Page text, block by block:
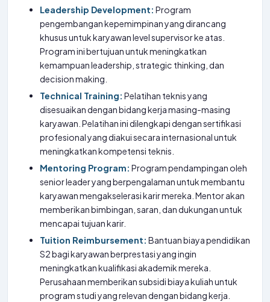
Leadership Development: Program
pengembangan kepemimpinan yang dirancang
khusus untuk karyawan level supervisor ke atas.
Program ini bertujuan untuk meningkatkan
kemampuan leadership, strategic thinking, dan
decision making.
Technical Training: Pelatihan teknis yang
disesuaikan dengan bidang kerja masing-masing
karyawan. Pelatihan ini dilengkapi dengan sertifikasi
profesional yang diakui secara internasional untuk
meningkatkan kompetensi teknis.
Mentoring Program: Program pendampingan oleh
senior leader yang berpengalaman untuk membantu
karyawan mengakselerasi karir mereka. Mentor akan
memberikan bimbingan, saran, dan dukungan untuk
mencapai tujuan karir.
Tuition Reimbursement: Bantuan biaya pendidikan
S2 bagi karyawan berprestasi yang ingin
meningkatkan kualifikasi akademik mereka.
Perusahaan memberikan subsidi biaya kuliah untuk
program studi yang relevan dengan bidang kerja.